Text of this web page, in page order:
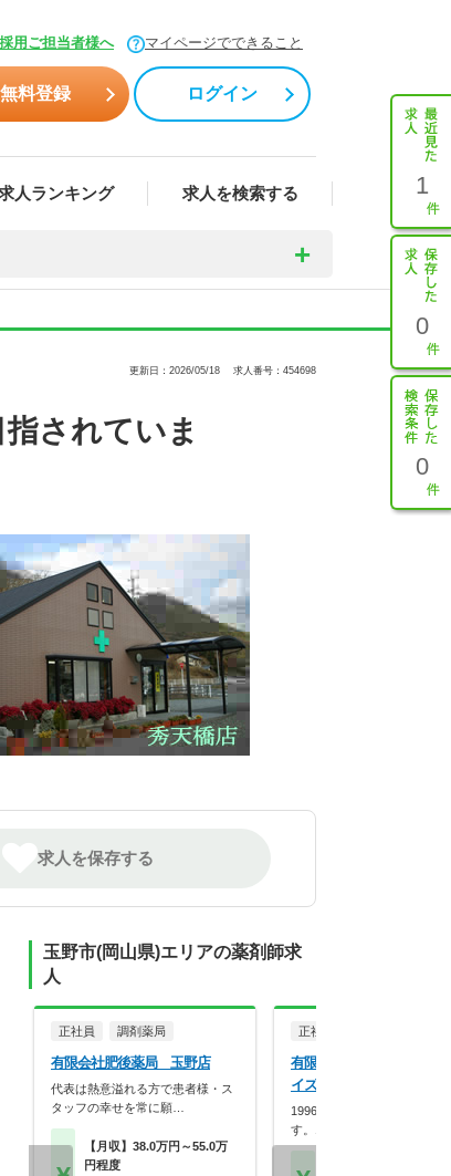
採用ご担当者様へ マイページでできること
無料登録 ログイン
人ランキング 求人を検索する 1
0
0
更新日：2026/05/18 求人番号：454698
されていま
求人を保存する
玉野市(岡山県)エリアの薬剤師求
人
正社員 調剤薬局
有限会社肥後薬局 玉野店
代表は熱意溢れる方で患者様・ス
タッフの幸せを常に願…
【月収】38.0万円～55.0万
円程度
正社員
有限会社コスモスエンタ
イズ コスモス薬局
1996年創立の地域密着型企
す。15年以上勤務…